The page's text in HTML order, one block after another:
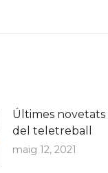
Últimes
del teletreball
maig 12, 2021